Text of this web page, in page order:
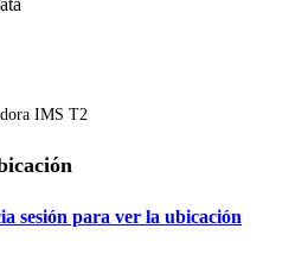
IMS T2
sesión para ver la ubicación